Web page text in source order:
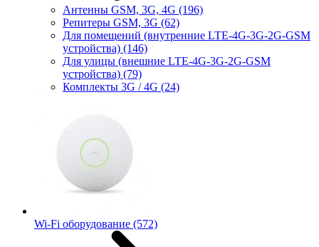
Антенны GSM, 3G, 4G (196)
Репитеры GSM, 3G (62)
Для помещений (внутренние LTE-4G-3G-2G-GSM
устройства) (146)
Для улицы (внешние LTE-4G-3G-2G-GSM
устройства) (79)
Комплекты 3G / 4G (24)
Wi-Fi оборудование (572)